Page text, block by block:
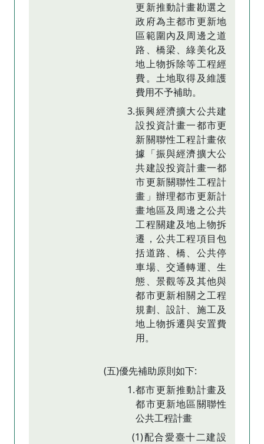
更新推動計畫勘選之
政府為主都市更新地
區範圍內及周邊之道
路、橋梁、綠美化及
地上物拆除等工程經
費。土地取得及維護
費用不予補助。
3.振興經濟擴大公共建
設投資計畫一都市更
新關聯性工程計畫依
據「振與經濟擴大公
共建設投資計畫一都
市更新關聯性工程計
畫」辦理都市更新計
畫地區及周邊之公共
工程關建及地上物拆
遷，公共工程項目包
括道路、橋、公共停
車場、交通轉運、生
態、景觀等及其他與
都市更新相關之工程
規劃、設計、施工及
地上物拆遷與安置費
用。
(五)優先補助原則如下:
1.都市更新推動計畫及
都市更新地區關聯性
公共工程計畫
(1)配合愛臺十二建設